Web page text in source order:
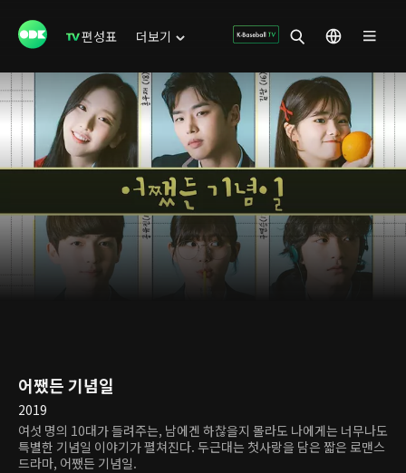
편성표 더보기
어쨌든 기념일
2019
여섯 명의 10대가 들려주는, 남에겐 하찮을지 몰라도 나에게는 너무나도
특별한 기념일 이야기가 펼쳐진다. 두근대는 첫사랑을 담은 짧은 로맨스
드라마, 어쨌든 기념일.